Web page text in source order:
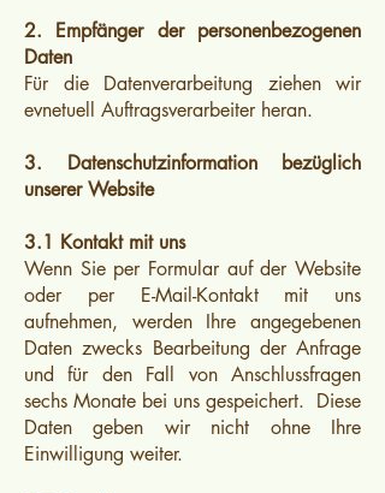
2. Empfänger der personenbezogenen
Daten
Für die Datenverarbeitung ziehen wir
evnetuell Auftragsverarbeiter heran.
3. Datenschutzinformation bezüglich
unserer Website
3.1 Kontakt mit uns
Wenn Sie per Formular auf der Website
oder per E-Mail-Kontakt mit uns
aufnehmen, werden Ihre angegebenen
Daten zwecks Bearbeitung der Anfrage
und für den Fall von Anschlussfragen
sechs Monate bei uns gespeichert. Diese
Daten geben wir nicht ohne Ihre
Einwilligung weiter.